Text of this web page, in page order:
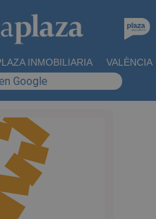
INMOBILIARIA VALÈNCIA
Google